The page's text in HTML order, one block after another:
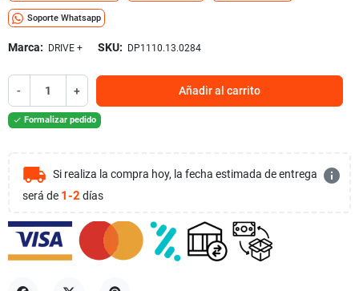
Soporte Whatsapp
Marca: DRIVE + SKU: DP1110.13.0284
- + Añadir al carrito
 Formalizar pedido
local_shipping Si realiza la compra hoy, la fecha estimada de entrega
será de 1-2 días
info